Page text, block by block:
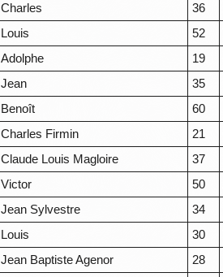
Charles 36
Louis 52
Adolphe 19
Jean 35
Benoît 60
Charles Firmin 21
Claude Louis Magloire 37
Victor 50
Jean Sylvestre 34
Louis 30
Jean Baptiste Agenor 28